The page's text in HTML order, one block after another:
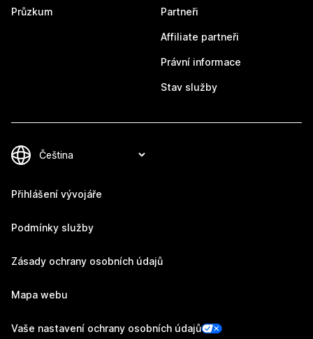
Průzkum Partneři
Affiliate partneři
Právní informace
Stav služby
Přihlášení vývojáře
Podmínky služby
Zásady ochrany osobních údajů
Mapa webu
Vaše nastavení ochrany osobních údajů